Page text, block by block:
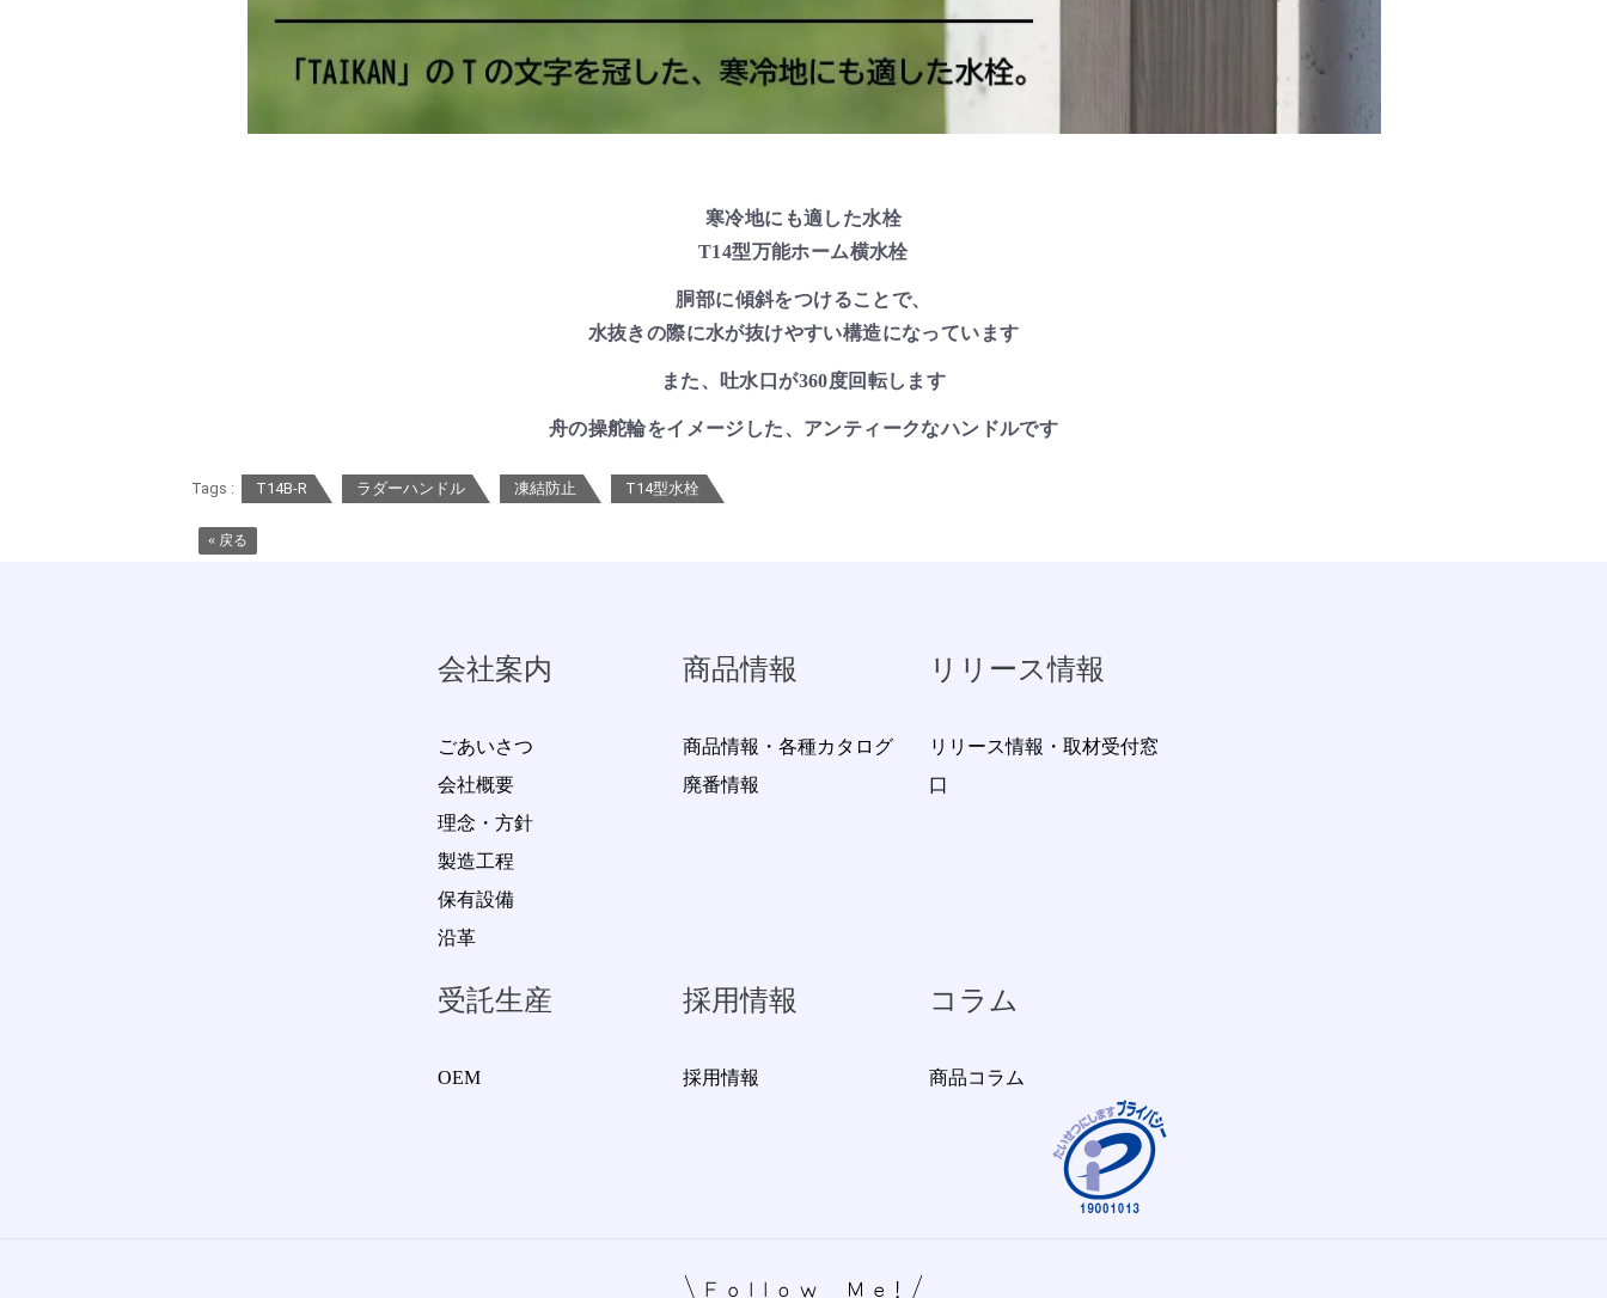
寒冷地にも適した水栓
T14型万能ホーム横水栓
胴部に傾斜をつけることで、
水抜きの際に水が抜けやすい構造になっています
また、吐水口が360度回転します
舟の操舵輪をイメージした、アンティークなハンドルです
Tags : T14B-R ラダーハンドル 凍結防止 T14型水栓
« 戻る
会社案内
ごあいさつ
会社概要
理念・方針
製造工程
保有設備
沿革
商品情報
商品情報・各種カタログ
廃番情報
リリース情報
リリース情報・取材受付窓
口
受託生産
OEM
採用情報
採用情報
コラム
商品コラム